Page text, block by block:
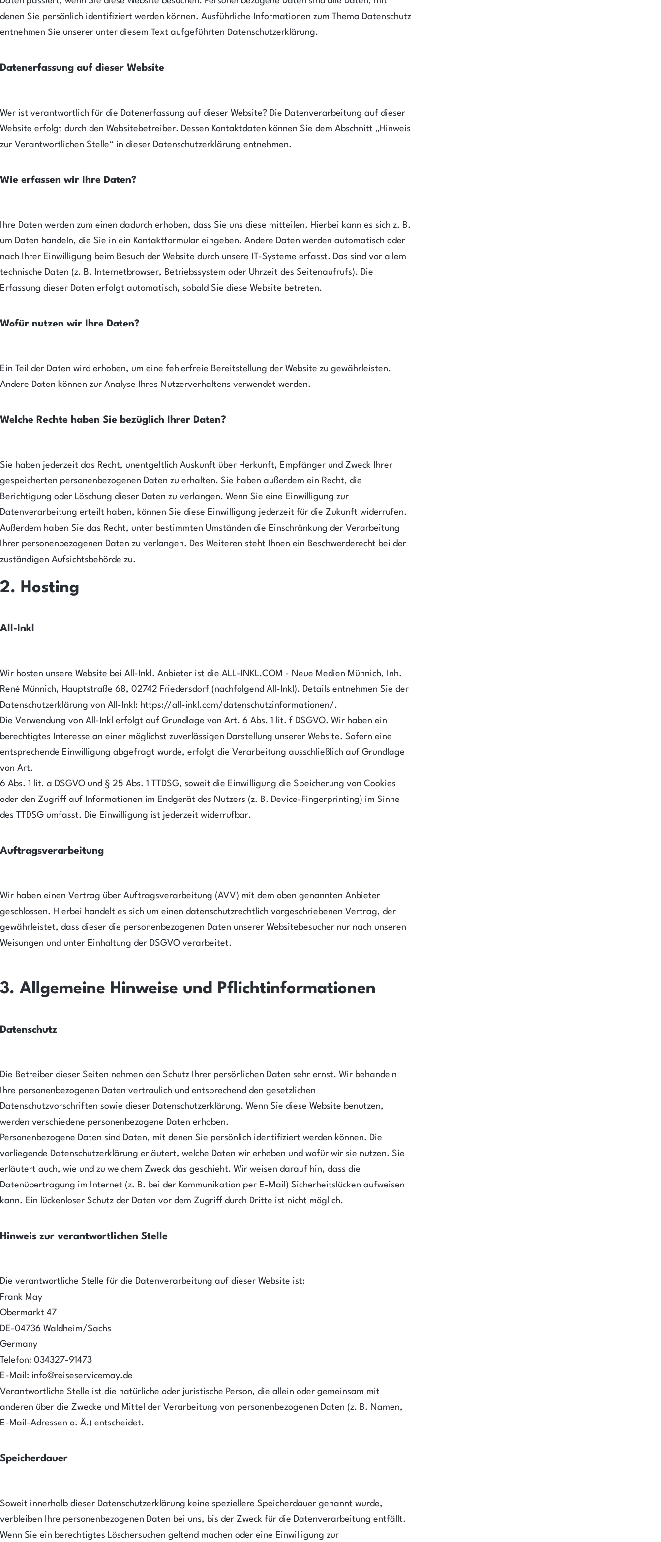
denen Sie persönlich identifiziert werden können. Ausführliche Informationen zum Thema Datenschutz
entnehmen Sie unserer unter diesem Text aufgeführten Datenschutzerklärung.
Datenerfassung auf dieser Website
Wer ist verantwortlich für die Datenerfassung auf dieser Website? Die Datenverarbeitung auf dieser
Website erfolgt durch den Websitebetreiber. Dessen Kontaktdaten können Sie dem Abschnitt „Hinweis
zur Verantwortlichen Stelle“ in dieser Datenschutzerklärung entnehmen.
Wie erfassen wir Ihre Daten?
Ihre Daten werden zum einen dadurch erhoben, dass Sie uns diese mitteilen. Hierbei kann es sich z. B.
um Daten handeln, die Sie in ein Kontaktformular eingeben. Andere Daten werden automatisch oder
nach Ihrer Einwilligung beim Besuch der Website durch unsere IT-Systeme erfasst. Das sind vor allem
technische Daten (z. B. Internetbrowser, Betriebssystem oder Uhrzeit des Seitenaufrufs). Die
Erfassung dieser Daten erfolgt automatisch, sobald Sie diese Website betreten.
Wofür nutzen wir Ihre Daten?
Ein Teil der Daten wird erhoben, um eine fehlerfreie Bereitstellung der Website zu gewährleisten.
Andere Daten können zur Analyse Ihres Nutzerverhaltens verwendet werden.
Welche Rechte haben Sie bezüglich Ihrer Daten?
Sie haben jederzeit das Recht, unentgeltlich Auskunft über Herkunft, Empfänger und Zweck Ihrer
gespeicherten personenbezogenen Daten zu erhalten. Sie haben außerdem ein Recht, die
Berichtigung oder Löschung dieser Daten zu verlangen. Wenn Sie eine Einwilligung zur
Datenverarbeitung erteilt haben, können Sie diese Einwilligung jederzeit für die Zukunft widerrufen.
Außerdem haben Sie das Recht, unter bestimmten Umständen die Einschränkung der Verarbeitung
Ihrer personenbezogenen Daten zu verlangen. Des Weiteren steht Ihnen ein Beschwerderecht bei der
zuständigen Aufsichtsbehörde zu.
2. Hosting
All-Inkl
Wir hosten unsere Website bei All-Inkl. Anbieter ist die ALL-INKL.COM - Neue Medien Münnich, Inh.
René Münnich, Hauptstraße 68, 02742 Friedersdorf (nachfolgend All-Inkl). Details entnehmen Sie der
Datenschutzerklärung von All-Inkl: https://all-inkl.com/datenschutzinformationen/.
Die Verwendung von All-Inkl erfolgt auf Grundlage von Art. 6 Abs. 1 lit. f DSGVO. Wir haben ein
berechtigtes Interesse an einer möglichst zuverlässigen Darstellung unserer Website. Sofern eine
entsprechende Einwilligung abgefragt wurde, erfolgt die Verarbeitung ausschließlich auf Grundlage
von Art.
6 Abs. 1 lit. a DSGVO und § 25 Abs. 1 TTDSG, soweit die Einwilligung die Speicherung von Cookies
oder den Zugriff auf Informationen im Endgerät des Nutzers (z. B. Device-Fingerprinting) im Sinne
des TTDSG umfasst. Die Einwilligung ist jederzeit widerrufbar.
Auftragsverarbeitung
Wir haben einen Vertrag über Auftragsverarbeitung (AVV) mit dem oben genannten Anbieter
geschlossen. Hierbei handelt es sich um einen datenschutzrechtlich vorgeschriebenen Vertrag, der
gewährleistet, dass dieser die personenbezogenen Daten unserer Websitebesucher nur nach unseren
Weisungen und unter Einhaltung der DSGVO verarbeitet.
3. Allgemeine Hinweise und Pflichtinformationen
Datenschutz
Die Betreiber dieser Seiten nehmen den Schutz Ihrer persönlichen Daten sehr ernst. Wir behandeln
Ihre personenbezogenen Daten vertraulich und entsprechend den gesetzlichen
Datenschutzvorschriften sowie dieser Datenschutzerklärung. Wenn Sie diese Website benutzen,
werden verschiedene personenbezogene Daten erhoben.
Personenbezogene Daten sind Daten, mit denen Sie persönlich identifiziert werden können. Die
vorliegende Datenschutzerklärung erläutert, welche Daten wir erheben und wofür wir sie nutzen. Sie
erläutert auch, wie und zu welchem Zweck das geschieht. Wir weisen darauf hin, dass die
Datenübertragung im Internet (z. B. bei der Kommunikation per E-Mail) Sicherheitslücken aufweisen
kann. Ein lückenloser Schutz der Daten vor dem Zugriff durch Dritte ist nicht möglich.
Hinweis zur verantwortlichen Stelle
Die verantwortliche Stelle für die Datenverarbeitung auf dieser Website ist:
Frank May
Obermarkt 47
DE-04736 Waldheim/Sachs
Germany
Telefon: 034327-91473
E-Mail: info@reiseservicemay.de
Verantwortliche Stelle ist die natürliche oder juristische Person, die allein oder gemeinsam mit
anderen über die Zwecke und Mittel der Verarbeitung von personenbezogenen Daten (z. B. Namen,
E-Mail-Adressen o. Ä.) entscheidet.
Speicherdauer
Soweit innerhalb dieser Datenschutzerklärung keine speziellere Speicherdauer genannt wurde,
verbleiben Ihre personenbezogenen Daten bei uns, bis der Zweck für die Datenverarbeitung entfällt.
Wenn Sie ein berechtigtes Löschersuchen geltend machen oder eine Einwilligung zur